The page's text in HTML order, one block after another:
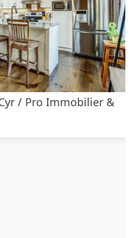
/ Pro Immobilier &